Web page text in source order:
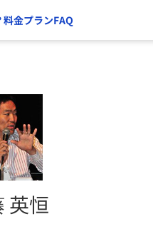
料金プランFAQ
英恒